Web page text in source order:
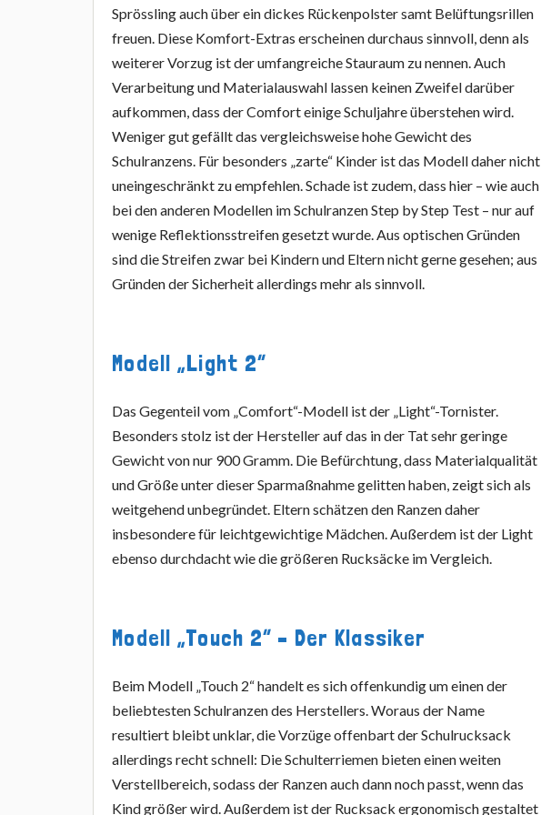
Sprössling auch über ein dickes Rückenpolster samt Belüftungsrillen
freuen. Diese Komfort-Extras erscheinen durchaus sinnvoll, denn als
weiterer Vorzug ist der umfangreiche Stauraum zu nennen. Auch
Verarbeitung und Materialauswahl lassen keinen Zweifel darüber
aufkommen, dass der Comfort einige Schuljahre überstehen wird.
Weniger gut gefällt das vergleichsweise hohe Gewicht des
Schulranzens. Für besonders „zarte“ Kinder ist das Modell daher nicht
uneingeschränkt zu empfehlen. Schade ist zudem, dass hier – wie auch
bei den anderen Modellen im Schulranzen Step by Step Test – nur auf
wenige Reflektionsstreifen gesetzt wurde. Aus optischen Gründen
sind die Streifen zwar bei Kindern und Eltern nicht gerne gesehen; aus
Gründen der Sicherheit allerdings mehr als sinnvoll.
Modell „Light 2“
Das Gegenteil vom „Comfort“-Modell ist der „Light“-Tornister.
Besonders stolz ist der Hersteller auf das in der Tat sehr geringe
Gewicht von nur 900 Gramm. Die Befürchtung, dass Materialqualität
und Größe unter dieser Sparmaßnahme gelitten haben, zeigt sich als
weitgehend unbegründet. Eltern schätzen den Ranzen daher
insbesondere für leichtgewichtige Mädchen. Außerdem ist der Light
ebenso durchdacht wie die größeren Rucksäcke im Vergleich.
Modell „Touch 2“ – Der Klassiker
Beim Modell „Touch 2“ handelt es sich offenkundig um einen der
beliebtesten Schulranzen des Herstellers. Woraus der Name
resultiert bleibt unklar, die Vorzüge offenbart der Schulrucksack
allerdings recht schnell: Die Schulterriemen bieten einen weiten
Verstellbereich, sodass der Ranzen auch dann noch passt, wenn das
Kind größer wird. Außerdem ist der Rucksack ergonomisch gestaltet